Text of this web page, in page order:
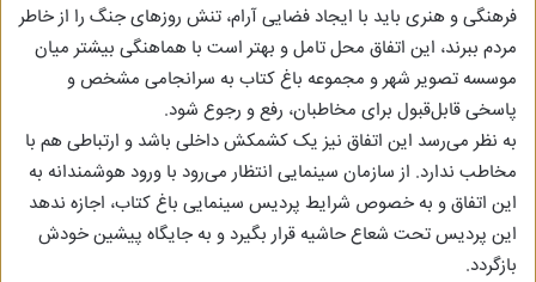
فرهنگی و هنری باید با ایجاد فضایی آرام، تنش روزهای جنگ را از خاطر
مردم ببرند، این اتفاق محل تامل و بهتر است با هماهنگی بیشتر میان
موسسه تصویر شهر و مجموعه باغ کتاب به سرانجامی مشخص و
پاسخی قابل‌قبول برای مخاطبان، رفع و رجوع شود.
به نظر می‌رسد این اتفاق نیز یک کشمکش داخلی باشد و ارتباطی هم با
مخاطب ندارد. از سازمان سینمایی انتظار می‌رود با ورود هوشمندانه به
این اتفاق و به خصوص شرایط پردیس سینمایی باغ کتاب، اجازه ندهد
این پردیس تحت شعاع حاشیه قرار بگیرد و به جایگاه پیشین خودش
بازگردد.